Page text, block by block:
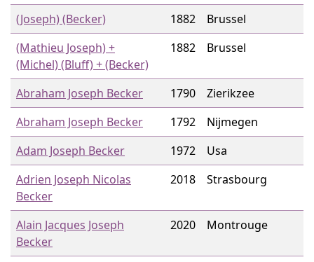
(Joseph) (Becker)
1882
Brussel
(Mathieu Joseph) +
(Michel) (Bluff) + (Becker)
1882 Brussel
Abraham Joseph Becker 1790
Zierikzee
Abraham Joseph Becker
1792
Nijmegen
Adam Joseph Becker
1972
Usa
Adrien Joseph Nicolas
Becker
2018 Strasbourg
Alain Jacques Joseph
Becker
2020 Montrouge